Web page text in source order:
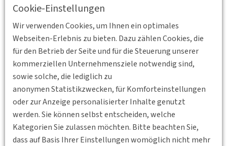
Cookie-Einstellungen
Wir verwenden Cookies, um Ihnen ein optimales
Webseiten-Erlebnis zu bieten. Dazu zählen Cookies, die
für den Betrieb der Seite und für die Steuerung unserer
kommerziellen Unternehmensziele notwendig sind,
sowie solche, die lediglich zu
anonymen Statistikzwecken, für Komforteinstellungen
oder zur Anzeige personalisierter Inhalte genutzt
werden. Sie können selbst entscheiden, welche
Kategorien Sie zulassen möchten. Bitte beachten Sie,
dass auf Basis Ihrer Einstellungen womöglich nicht mehr
Referent:
Bernd Sluka, Vorsitzender des VCD Landesverbands
Bayern
Der Vortrag wird von Bernd Sluka via Zoom gehalten und ist
über dieses Tool zugänglich. Die Zugngsdaten werden den
Mitgliedern rechtzeitig per Einladung mitgeteilt.
Standort